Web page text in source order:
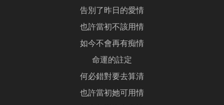
告別了昨日的愛情
也許當初不該用情
如今不會再有痴情
命運的註定
何必錯對要去算清
也許當初她可用情